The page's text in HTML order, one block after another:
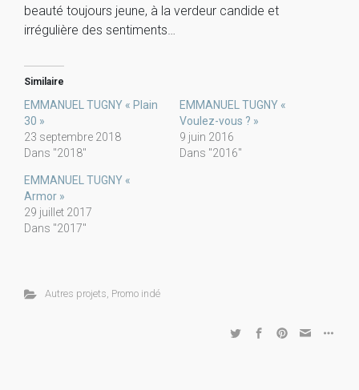
beauté toujours jeune, à la verdeur candide et
irrégulière des sentiments…
Similaire
EMMANUEL TUGNY « Plain
30 »
23 septembre 2018
Dans "2018"
EMMANUEL TUGNY «
Voulez-vous ? »
9 juin 2016
Dans "2016"
EMMANUEL TUGNY «
Armor »
29 juillet 2017
Dans "2017"
Autres projets, Promo indé